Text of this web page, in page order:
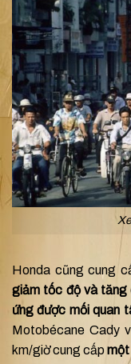
Honda cũng cung
giảm tốc độ và tăng
ứng được mối quan
Motobécane Cady
km/giờ cung cấpmột